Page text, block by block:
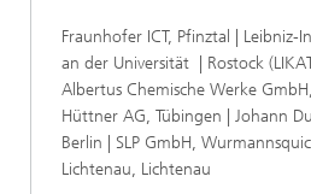
Fraunhofer ICT, Pfinztal | Leibniz-
an der Universität | Rostock
Albertus Chemische Werke
Hüttner AG, Tübingen | Johann
Berlin | SLP GmbH,
Lichtenau, Lichtenau